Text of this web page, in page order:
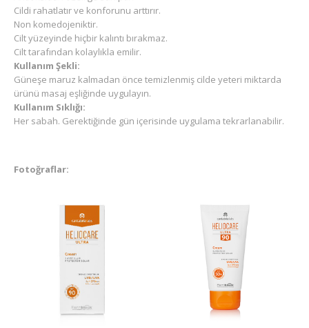
Cildi rahatlatır ve konforunu arttırır.
Non komedojeniktir.
Cilt yüzeyinde hiçbir kalıntı bırakmaz.
Cilt tarafından kolaylıkla emilir.
Kullanım Şekli:
Güneşe maruz kalmadan önce temizlenmiş cilde yeteri miktarda
ürünü masaj eşliğinde uygulayın.
Kullanım Sıklığı:
Her sabah. Gerektiğinde gün içerisinde uygulama tekrarlanabilir.
Fotoğraflar: